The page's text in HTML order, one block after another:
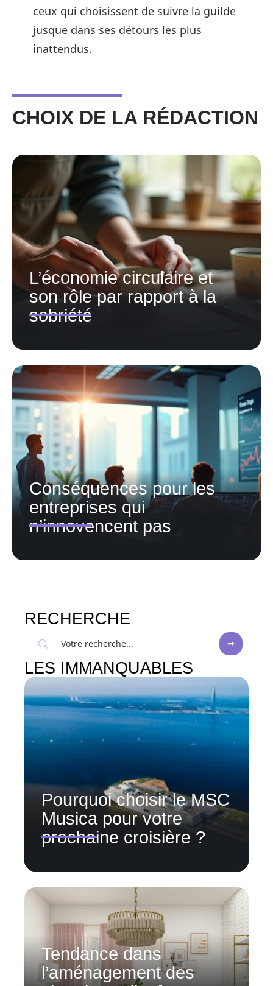
ceux qui choisissent de suivre la guilde
jusque dans ses détours les plus
inattendus.
CHOIX DE LA RÉDACTION
L’économie circulaire et
son rôle par rapport à la
sobriété
Conséquences pour les
entreprises qui
n’innovencent pas
RECHERCHE
LES IMMANQUABLES
Pourquoi choisir le MSC
Musica pour votre
prochaine croisière ?
Tendance dans
l’aménagement des